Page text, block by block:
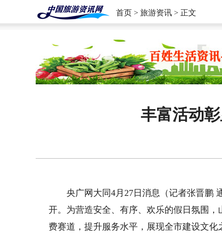
首页 > 旅游资讯 > 正文
丰富活动
央广网大同4月27日消息（记者张晋鹏
开。为营造安全、有序、欢乐的假日氛围
费赛道，提升服务水平，展现全市建设文化